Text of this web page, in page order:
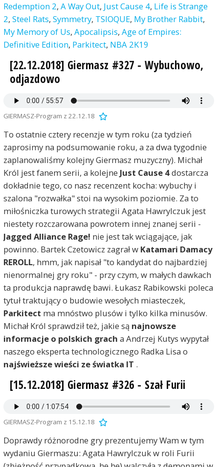
Redemption 2, A Way Out, Just Cause 4, Life is Strange
2, Steel Rats, Symmetry, TSIOQUE, My Brother Rabbit,
My Memory of Us, Apocalipsis, Age of Empires:
Definitive Edition, Parkitect, NBA 2K19
[22.12.2018] Giermasz #327 - Wybuchowo,
odjazdowo
GIERMASZ-Program z 22.12.18
To ostatnie cztery recenzje w tym roku (za tydzień
zaprosimy na podsumowanie roku, a za dwa tygodnie
zaplanowaliśmy kolejny Giermasz muzyczny). Michał
Król jest fanem serii, a kolejne Just Cause 4dostarcza
dokładnie tego, co nasz recenzent kocha: wybuchy i
szalona "rozwałka" stoi na wysokim poziomie. Za to
miłośniczka turowych strategii Agata Hawrylczuk jest
niestety rozczarowana powrotem innej znanej serii -
Jagged Alliance Rage! nie jest tak wciągające, jak
powinno. Bartek Czetowicz zagrał w Katamari Damacy
REROLL, hmm, jak napisał "to kandydat do najbardziej
nienormalnej gry roku" - przy czym, w małych dawkach
ta produkcja naprawdę bawi. Łukasz Rabikowski poleca
tytuł traktujący o budowie wesołych miasteczek,
Parkitect ma mnóstwo plusów i tylko kilka minusów.
Michał Król sprawdził też, jakie są najnowsze
informacje o polskich grach a Andrzej Kutys wypytał
naszego eksperta technologicznego Radka Lisa o
najświeższe wieści ze światka IT .
[15.12.2018] Giermasz #326 - Szał Furii
GIERMASZ-Program z 15.12.18
Doprawdy różnorodne gry prezentujemy Wam w tym
wydaniu Giermaszu: Agata Hawrylczuk w roli Furii